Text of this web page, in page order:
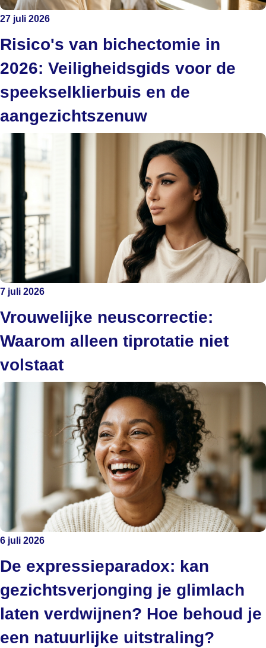
27 juli 2026
Risico's van bichectomie in
2026: Veiligheidsgids voor de
speekselklierbuis en de
aangezichtszenuw
7 juli 2026
Vrouwelijke neuscorrectie:
Waarom alleen tiprotatie niet
volstaat
6 juli 2026
De expressieparadox: kan
gezichtsverjonging je glimlach
laten verdwijnen? Hoe behoud je
een natuurlijke uitstraling?